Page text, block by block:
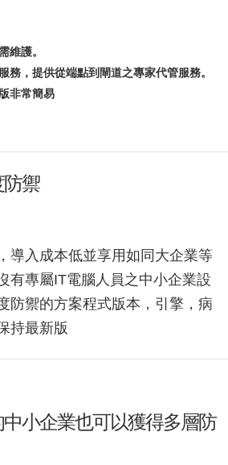
維護。
務，提供從端點到閘道之專家代管服務。
非常簡易
禦
導入成本低並享用如同大企業等
有專屬IT電腦人員之中小企業設
防禦的方案程式版本，引擎，病
持最新版
小企業也可以獲得多層防